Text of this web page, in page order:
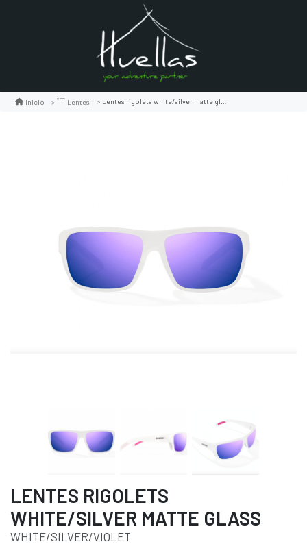
Inicio Lentes Lentes rigolets white/silver matte glass
LENTES RIGOLETS
WHITE/SILVER MATTE GLASS
WHITE/SILVER/VIOLET